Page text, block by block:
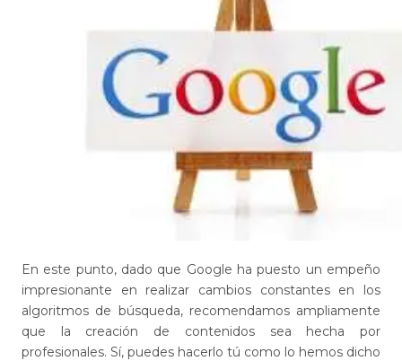
En este punto, dado que Google ha puesto un empeño
impresionante en realizar cambios constantes en los
algoritmos de búsqueda, recomendamos ampliamente
que la creación de contenidos sea hecha por
profesionales. Sí, puedes hacerlo tú como lo hemos dicho